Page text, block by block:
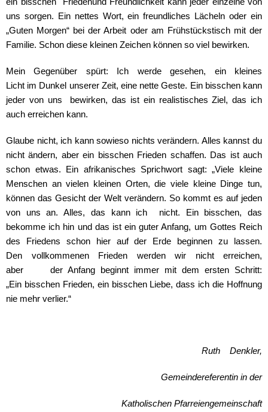
uns sorgen. Ein nettes Wort, ein freundliches Lächeln oder ein
„Guten Morgen“ bei der Arbeit oder am Frühstückstisch mit der
Familie. Schon diese kleinen Zeichen können so viel bewirken.
Mein Gegenüber spürt: Ich werde gesehen, ein kleines
Licht im Dunkel unserer Zeit, eine nette Geste. Ein bisschen kann
jeder von uns bewirken, das ist ein realistisches Ziel, das ich
auch erreichen kann.
Glaube nicht, ich kann sowieso nichts verändern. Alles kannst du
nicht ändern, aberein bisschen Frieden schaffen. Das ist auch
schon etwas. Ein afrikanisches Sprichwort sagt: „Viele kleine
Menschen an vielen kleinen Orten, die viele kleine Dinge tun,
können das Gesicht der Welt verändern. So kommt es auf jeden
von uns an. Alles, das kann ich nicht. Ein bisschen, das
bekomme ich hin und das ist ein guter Anfang, um Gottes Reich
des
Friedens schon hier auf der Erde beginnen zu lassen.
Den vollkommenen Frieden werden wir nicht erreichen,
aber der Anfang beginnt immer mit dem ersten Schritt:
„Ein bisschen Frieden, ein bisschen Liebe, dass ich die Hoffnung
nie mehr verlier.“
Ruth Denkler,
Gemeindereferentin in der
Katholischen Pfarreiengemeinschaft